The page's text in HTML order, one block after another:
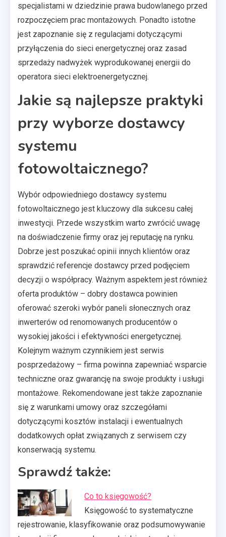
specjalistami w dziedzinie prawa budowlanego przed
rozpoczęciem prac montażowych. Ponadto istotne
jest zapoznanie się z regulacjami dotyczącymi
przyłączenia do sieci energetycznej oraz zasad
sprzedaży nadwyżek wyprodukowanej energii do
operatora sieci elektroenergetycznej.
Jakie są najlepsze praktyki
przy wyborze dostawcy
systemu
fotowoltaicznego?
Wybór odpowiedniego dostawcy systemu
fotowoltaicznego jest kluczowy dla sukcesu całej
inwestycji. Przede wszystkim warto zwrócić uwagę
na doświadczenie firmy oraz jej reputację na rynku.
Dobrze jest poszukać opinii innych klientów oraz
sprawdzić referencje dostawcy przed podjęciem
decyzji o współpracy. Ważnym aspektem jest również
oferta produktów – dobry dostawca powinien
oferować szeroki wybór paneli słonecznych oraz
inwerterów od renomowanych producentów o
wysokiej jakości i efektywności energetycznej.
Kolejnym ważnym czynnikiem jest serwis
posprzedażowy – firma powinna zapewniać wsparcie
techniczne oraz gwarancję na swoje produkty i usługi
montażowe. Rekomendowane jest także zapoznanie
się z warunkami umowy oraz szczegółami
dotyczącymi kosztów instalacji i ewentualnych
dodatkowych opłat związanych z serwisem czy
konserwacją systemu.
Sprawdź także:
Co to księgowość?
Księgowość to systematyczne
rejestrowanie, klasyfikowanie oraz podsumowywanie